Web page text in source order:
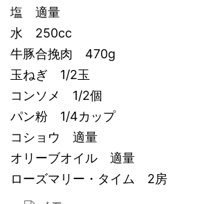
塩 適量
水 250cc
牛豚合挽肉 470g
玉ねぎ 1/2玉
コンソメ 1/2個
パン粉 1/4カップ
コショウ 適量
オリーブオイル 適量
ローズマリー・タイム 2房